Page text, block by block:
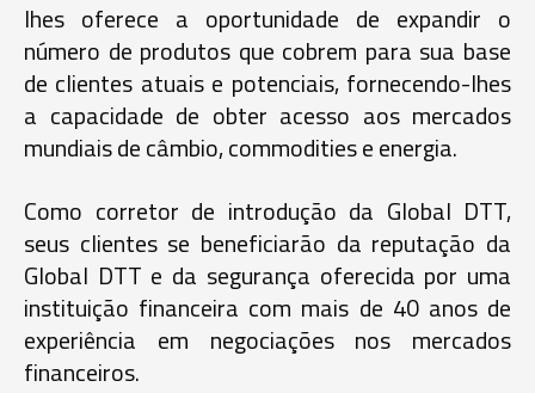
lhes oferece a oportunidade de expandir o
número de produtos que cobrem para sua base
de clientes atuais e potenciais, fornecendo-lhes
a capacidade de obter acesso aos mercados
mundiais de câmbio, commodities e energia.
Como corretor de introdução da Global DTT,
seus clientes se beneficiarão da reputação da
Global DTT e da segurança oferecida por uma
instituição financeira com mais de 40 anos de
experiência em negociações nos mercados
financeiros.